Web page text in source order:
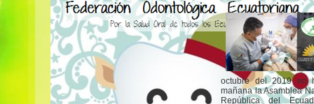
octubre del 2019 en
mañana la Asamblea
República del